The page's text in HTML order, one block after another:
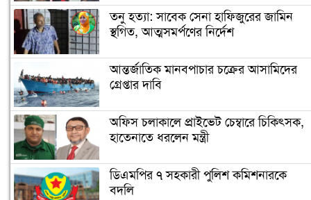
তনু হত্যা: সাবেক সেনা হাফিজুরের জামিন
স্থগিত, আত্মসমর্পণের নির্দেশ
আন্তর্জাতিক মানবপাচার চক্রের আসামিদের
গ্রেপ্তার দাবি
অফিস চলাকালে প্রাইভেট চেম্বারে চিকিৎসক,
হাতেনাতে ধরলেন মন্ত্রী
ডিএমপির ৭ সহকারী পুলিশ কমিশনারকে
বদলি